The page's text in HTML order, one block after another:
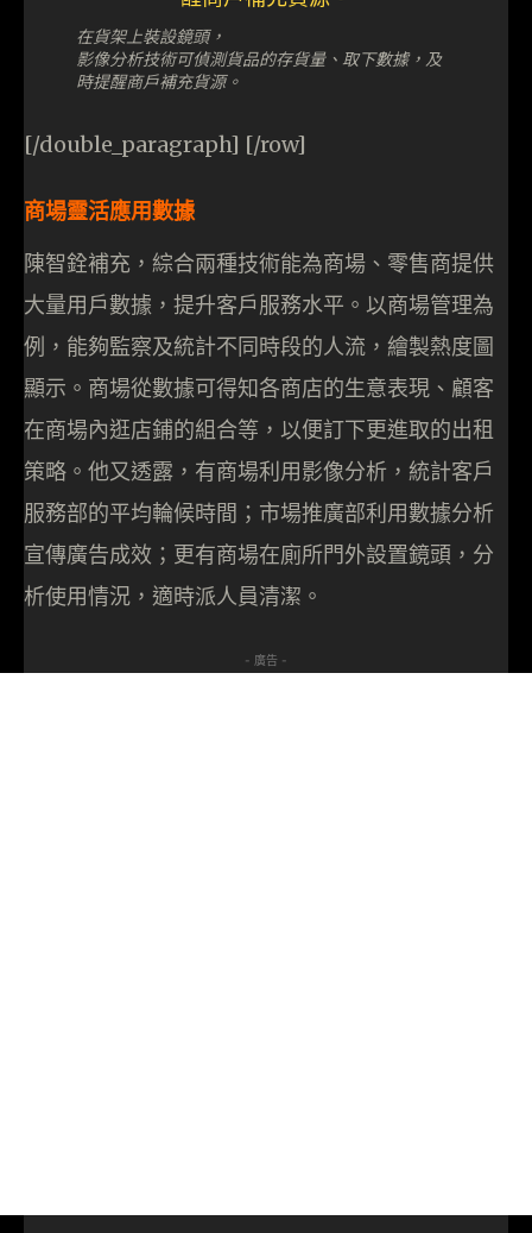
在貨架上裝設鏡頭，
影像分析技術可偵測貨品的存貨量、取下數據，及
時提醒商戶補充貨源。
[/double_paragraph] [/row]
商場靈活應用數據
陳智銓補充，綜合兩種技術能為商場、零售商提供
大量用戶數據，提升客戶服務水平。以商場管理為
例，能夠監察及統計不同時段的人流，繪製熱度圖
顯示。商場從數據可得知各商店的生意表現、顧客
在商場內逛店鋪的組合等，以便訂下更進取的出租
策略。他又透露，有商場利用影像分析，統計客戶
服務部的平均輪候時間；市場推廣部利用數據分析
宣傳廣告成效；更有商場在廁所門外設置鏡頭，分
析使用情況，適時派人員清潔。
- 廣告 -